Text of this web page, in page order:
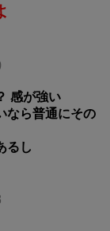
感が強い
なら普通にその
るし